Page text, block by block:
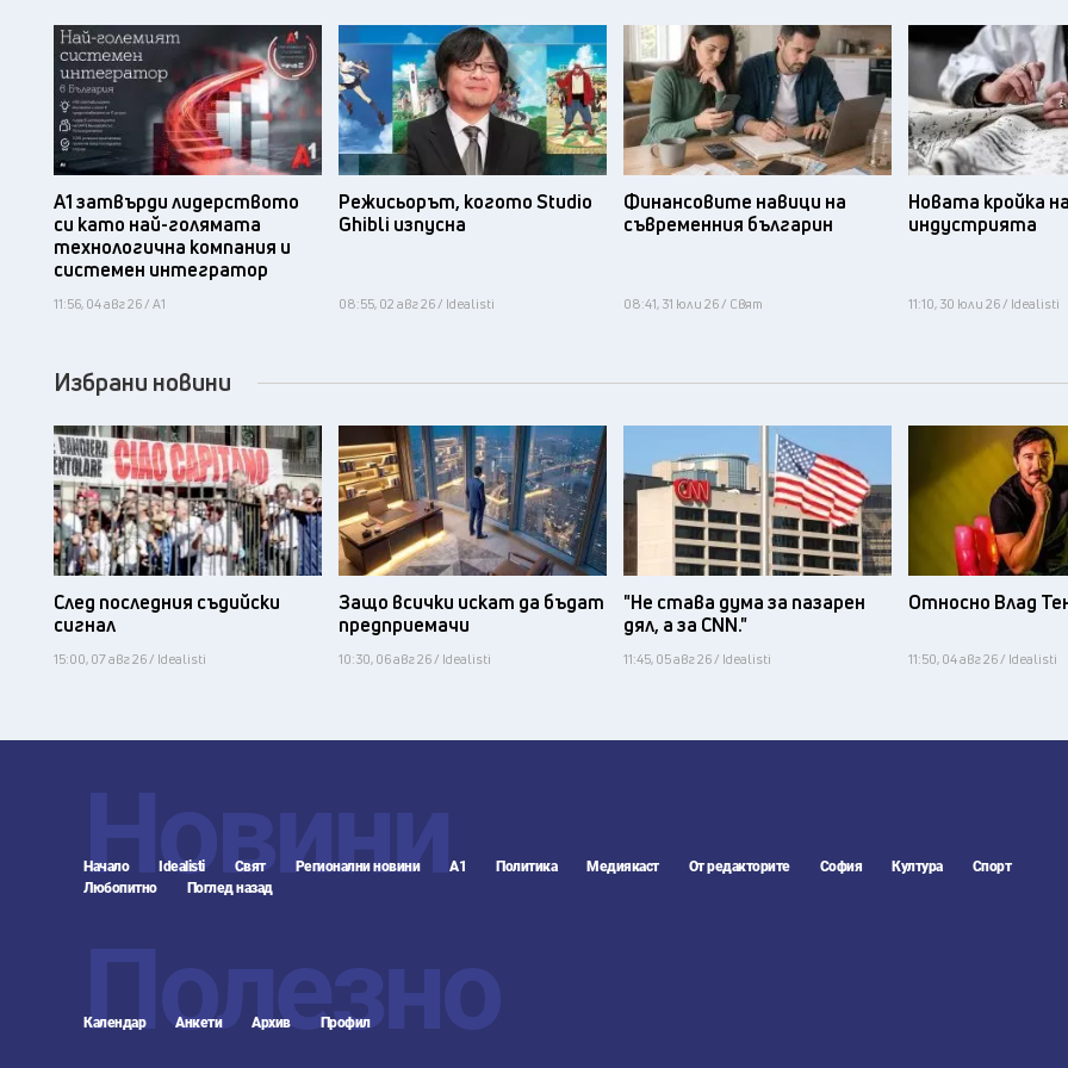
А1 затвърди лидерството
си като най-голямата
технологична компания и
системен интегратор
11:56, 04 авг 26 / А1
Режисьорът, когото Studio
Ghibli изпусна
08:55, 02 авг 26 / Idealisti
Финансовите навици на
съвременния българин
08:41, 31 юли 26 / Свят
Новата кройка
индустрията
11:10, 30 юли 26 / Idealisti
Избрани новини
След последния съдийски
сигнал
15:00, 07 авг 26 / Idealisti
Защо всички искат да бъдат
предприемачи
10:30, 06 авг 26 / Idealisti
"Не става дума за пазарен
дял, а за CNN."
11:45, 05 авг 26 / Idealisti
Относно Влад
11:50, 04 авг 26 / Idealisti
Новини
Начало Idealisti Свят Регионални новини А1 Политика Медиякаст От редакторите София Култура
Спорт
Любопитно
Поглед назад
Полезно
Календар Анкети Архив Профил